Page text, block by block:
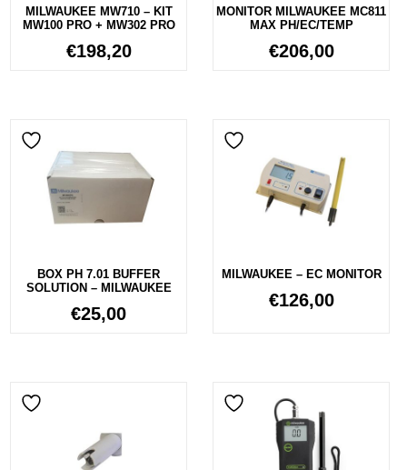
MILWAUKEE MW710 – KIT
MW100 PRO + MW302 PRO
€198,20
MONITOR MILWAUKEE MC811
MAX PH/EC/TEMP
€206,00
BOX PH 7.01 BUFFER
SOLUTION – MILWAUKEE
€25,00
MILWAUKEE – EC MONITOR
€126,00